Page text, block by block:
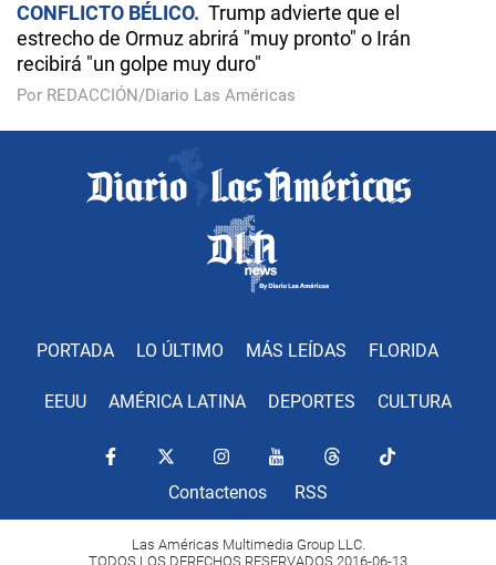
CONFLICTO BÉLICO
Trump advierte que el
estrecho de Ormuz abrirá "muy pronto" o Irán
recibirá "un golpe muy duro"
Por REDACCIÓN/Diario Las Américas
PORTADA LO ÚLTIMO MÁS LEÍDAS FLORIDA
EEUU AMÉRICA LATINA DEPORTES CULTURA
Contactenos RSS
Las Américas Multimedia Group LLC.
TODOS LOS DERECHOS RESERVADOS 2016-06-13